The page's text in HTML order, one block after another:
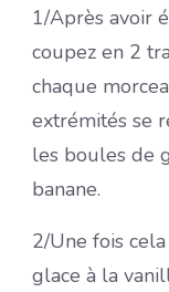
1/Après avoir
coupez en 2
chaque
extrémités se
les boules de
banane.
2/Une fois
glace à la